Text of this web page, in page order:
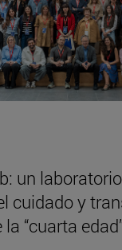
un
cuidado y
“cuarta